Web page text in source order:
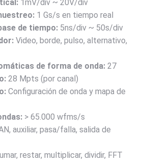
1mV/div ~ 20V/div
1 Gs/s en tiempo real
de tiempo: 5ns/div ~ 50s/div
Video, borde, pulso, alternativo,
de forma de onda: 27
28 Mpts (por canal)
Configuración de onda y mapa de
> 65.000 wfms/s
auxiliar, pasa/falla, salida de
restar, multiplicar, dividir, FFT